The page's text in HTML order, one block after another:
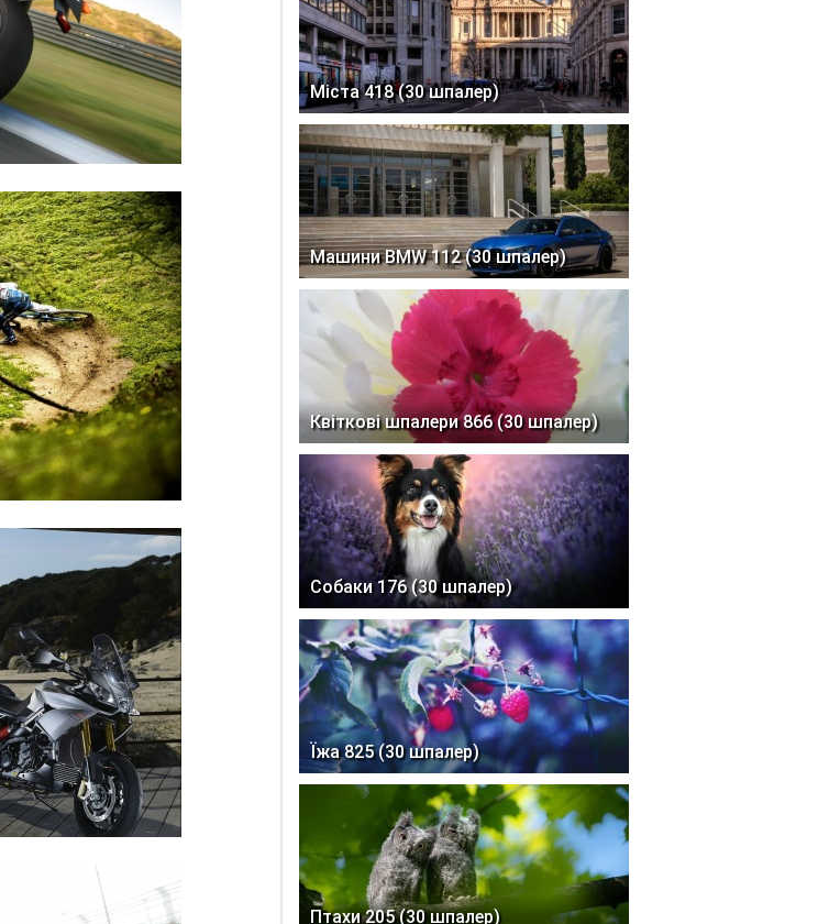
Міста 418 (30 шпалер)
Машини BMW 112 (30 шпалер)
Квіткові шпалери 866 (30 шпалер)
Собаки 176 (30 шпалер)
Їжа 825 (30 шпалер)
Птахи 205 (30 шпалер)